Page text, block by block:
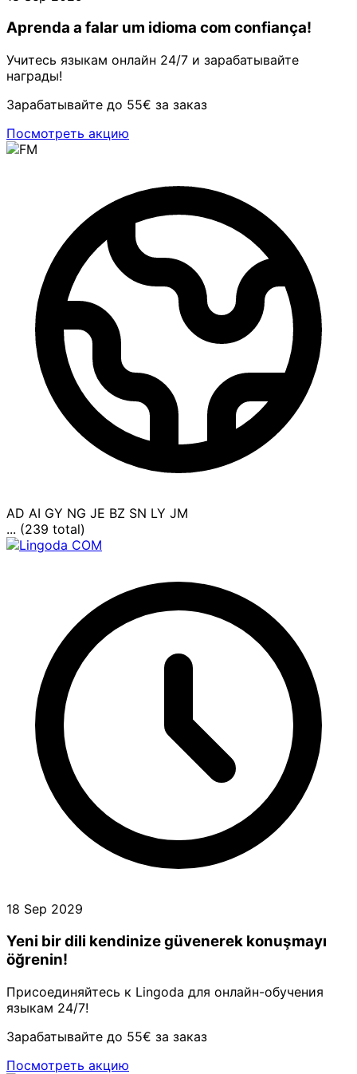
Aprenda a falar um idioma com confiança!
Учитесь языкам онлайн 24/7 и зарабатывайте
награды!
Зарабатывайте до 55€ за заказ
Посмотреть акцию
AD AI GY NG JE BZ SN LY JM
... (239 total)
18 Sep 2029
Yeni bir dili kendinize güvenerek konuşmayı
öğrenin!
Присоединяйтесь к Lingoda для онлайн-обучения
языкам 24/7!
Зарабатывайте до 55€ за заказ
Посмотреть акцию